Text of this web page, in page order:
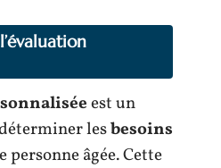
est un
lesbesoins
personne âgée. Cette